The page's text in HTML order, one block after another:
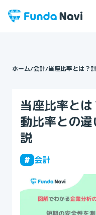
ホーム/会計/当座比率とは？
当座比率と
動比率との
説
# 会計